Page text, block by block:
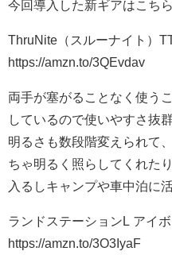
今回導入した新ギアはこちら
ThruNite（スルーナイト）
https://amzn.to/3QEvdav
両手が塞がることなく使う
しているので使いやすさ抜
明るさも数段階変えられて
ちゃ明るく照らしてくれた
入るしキャンプや車中泊に
ランドステーションL アイ
https://amzn.to/3O3IyaF